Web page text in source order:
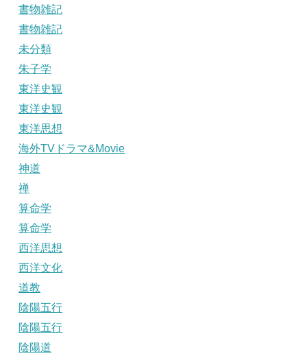
書物雑記
書物雑記
未分類
朱子学
東洋史観
東洋史観
東洋思想
海外TVドラマ&Movie
神道
禅
算命学
算命学
西洋思想
西洋文化
道教
陰陽五行
陰陽五行
陰陽道